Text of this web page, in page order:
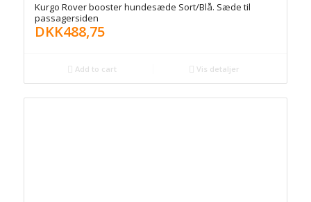
Kurgo Rover booster hundesæde Sort/Blå. Sæde til
passagersiden
DKK488,75
Add to cart Vis detaljer